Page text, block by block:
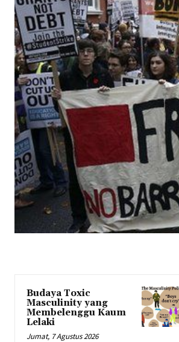
Budaya Toxic
Masculinity yang
Membelenggu Kaum
Lelaki
Jumat, 7 Agustus 2026